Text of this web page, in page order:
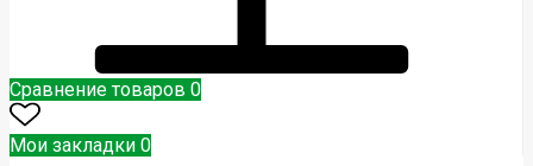
Сравнение товаров 0
Мои закладки 0